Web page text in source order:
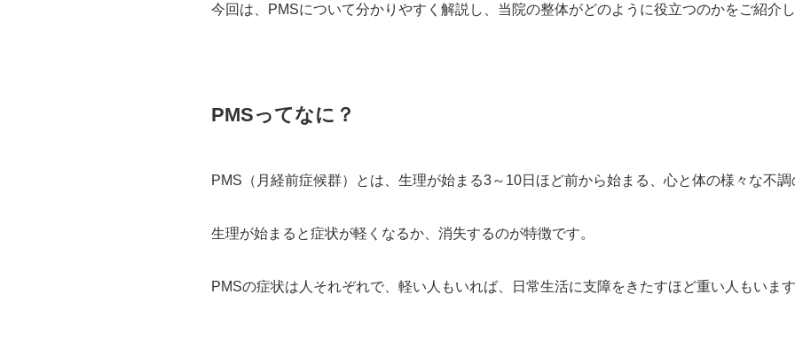
今回は、PMSについて分かりやすく解説し、当院の整体がどのように役立つのかをご紹介し
PMSってなに？
PMS（月経前症候群）とは、生理が始まる3～10日ほど前から始まる、心と体の様々な不調
生理が始まると症状が軽くなるか、消失するのが特徴です。
PMSの症状は人それぞれで、軽い人もいれば、日常生活に支障をきたすほど重い人もいます